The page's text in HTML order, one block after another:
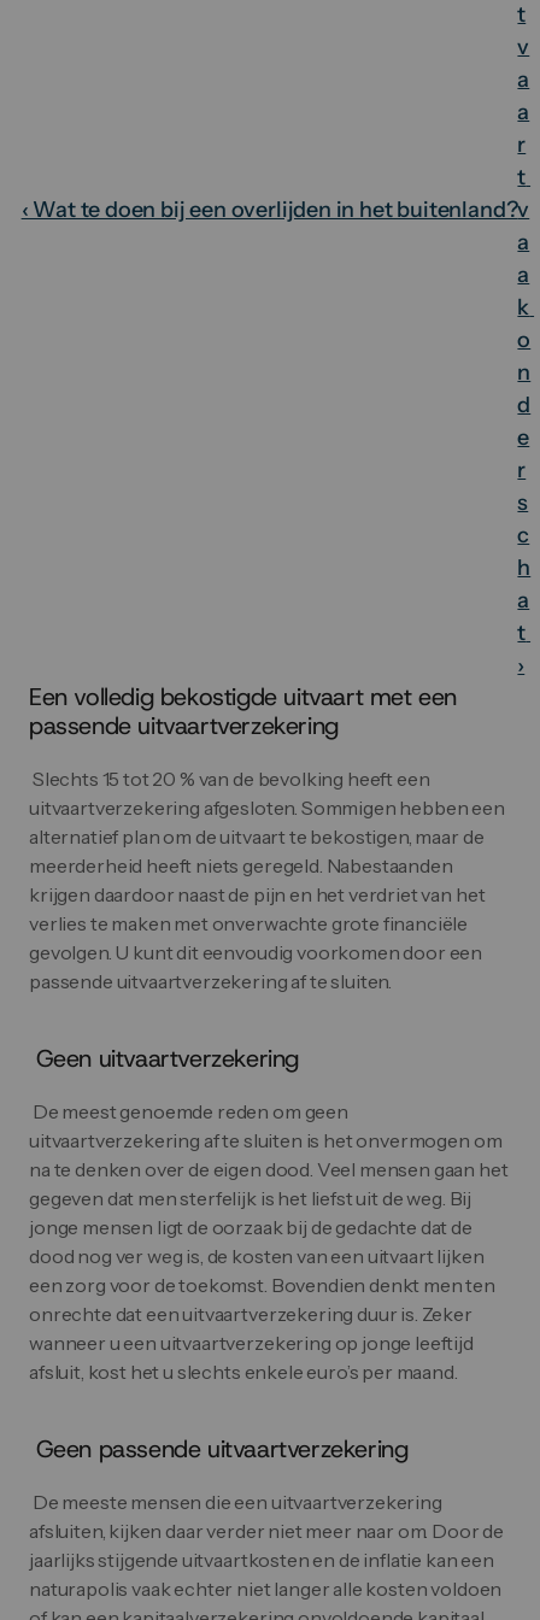
‹ Wat te doen bij een overlijden in het buitenland?
t
v
a
a
r
t
v
a
a
k
o
n
d
e
r
s
c
h
a
t
›
Een volledig bekostigde uitvaart met een
passende uitvaartverzekering
uitvaartverzekering afgesloten. Sommigen hebben een
alternatief plan om de uitvaart te bekostigen, maar de
meerderheid heeft niets geregeld. Nabestaanden
krijgen daardoor naast de pijn en het verdriet van het
verlies te maken met onverwachte grote financiële
gevolgen. U kunt dit eenvoudig voorkomen door een
passende uitvaartverzekering af te sluiten.
Geen uitvaartverzekering
uitvaartverzekering af te sluiten is het onvermogen om
na te denken over de eigen dood. Veel mensen gaan het
gegeven dat men sterfelijk is het liefst uit de weg. Bij
jonge mensen ligt de oorzaak bij de gedachte dat de
dood nog ver weg is, de kosten van een uitvaart lijken
een zorg voor de toekomst. Bovendien denkt men ten
onrechte dat een uitvaartverzekering duur is. Zeker
wanneer u een uitvaartverzekering op jonge leeftijd
afsluit, kost het u slechts enkele euro’s per maand.
Geen passende uitvaartverzekering
afsluiten, kijken daar verder niet meer naar om. Door de
jaarlijks stijgende uitvaartkosten en de inflatie kan een
naturapolis vaak echter niet langer alle kosten voldoen